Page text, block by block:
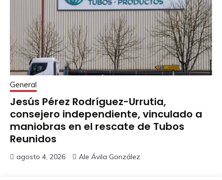
General
Jesús Pérez Rodríguez-Urrutia,
consejero independiente, vinculado a
maniobras en el rescate de Tubos
Reunidos
agosto 4, 2026 Ale Ávila González